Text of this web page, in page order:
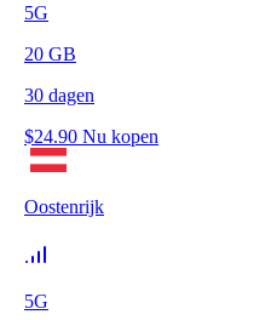
5G
20 GB
30 dagen
$24.90 Nu kopen
Oostenrijk
5G